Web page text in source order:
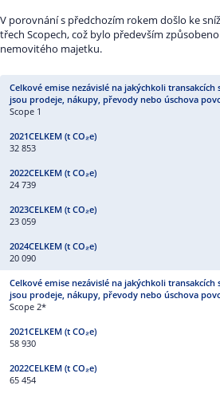
V porovnání s předchozím rokem došlo ke
třech Scopech, což bylo především
nemovitého majetku.
Scope 1
32 853
24 739
23 059
20 090
Scope 2*
58 930
65 454